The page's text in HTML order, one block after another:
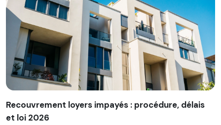
Recouvrement loyers impayés : procédure, délais
et loi 2026